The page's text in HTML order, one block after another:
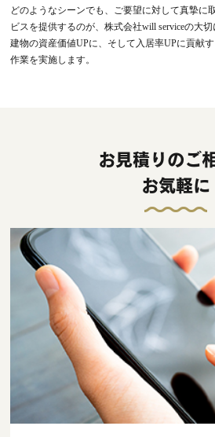
どのようなシーンでも、ご要望に対して真摯に
ビスを提供するのが、株式会社will serviceの大切
建物の資産価値UPに、そして入居率UPに貢献
作業を実施します。
お見積りのご
お気軽に